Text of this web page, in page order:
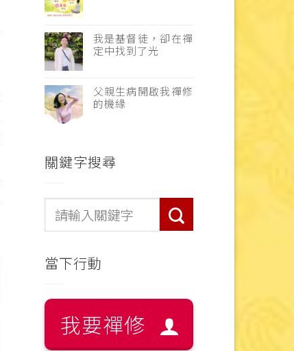
我是基督徒，卻在禪
定中找到了光
父親生病開啟我禪修
的機緣
關鍵字搜尋
當下行動
我要禪修